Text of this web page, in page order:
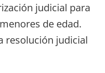
judicial para
de edad.
resolución judicial